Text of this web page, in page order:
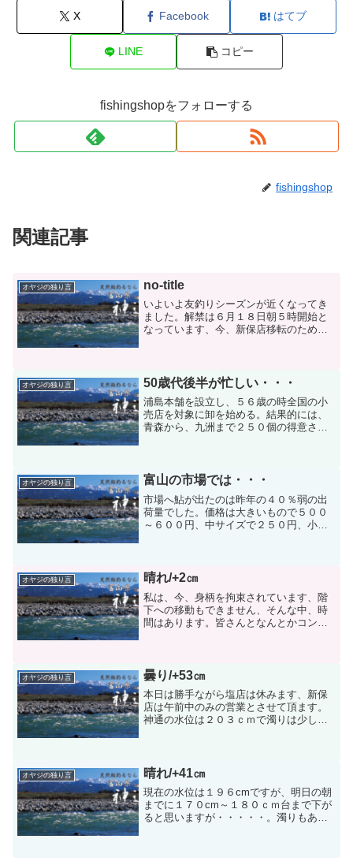
X Facebook はてブ
LINE コピー
fishingshopをフォローする
fishingshop
関連記事
オヤジの独り言 no-title
いよいよ友釣りシーズンが近くなってき
ました。解禁は６月１８日朝５時開始と
なっています、今、新保店移転のため毎
もうしばらくお待ちくださ...
オヤジの独り言 50歳代後半が忙しい・・・
浦島本舗を設立し、５６歳の時全国の小
売店を対象に卸を始める。結果的には、
青森から、九洲まで２５０個の得意さん
ト、へら用品、その他すべ...
オヤジの独り言 富山の市場では・・・
市場へ鮎が出たのは昨年の４０％弱の出
荷量でした。価格は大きいもので５００
～６００円、中サイズで２５０円、小サ
ると神通に居る鮎の数は昨...
オヤジの独り言 晴れ/+2㎝
私は、今、身柄を拘束されています、階
下への移動もできません、そんな中、時
間はあります。皆さんとなんとかコンタ
いた。これならできる・・...
オヤジの独り言 曇り/+53㎝
本日は勝手ながら塩店は休みます、新保
店は午前中のみの営業とさせて頂ます。
神通の水位は２０３ｃｍで濁りは少し残
れるのだと思います。そこ...
オヤジの独り言 晴れ/+41㎝
現在の水位は１９６cmですが、明日の朝
までに１７０cm～１８０ｃｍ台まで下が
ると思いますが・・・・・。濁りもあり